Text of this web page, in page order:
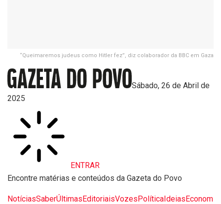
“Queimaremos judeus como Hitler fez”, diz colaborador da BBC em Gaza
Sábado, 26 de Abril de
2025
ENTRAR
Encontre matérias e conteúdos da Gazeta do Povo
NotíciasSaberÚltimasEditoriaisVozesPolíticaIdeiasEconom